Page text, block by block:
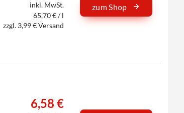
inkl. MwSt.
65,70 € / l
zzgl. 3,99 € Versand
zum Shop
6,58 €